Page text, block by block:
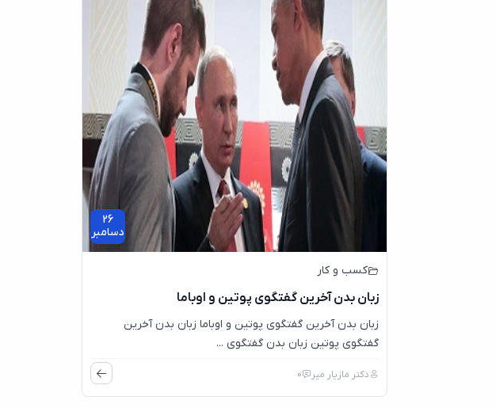
26
دسامبر
کسب و کار
زبان بدن آخرین گفتگوی پوتین و اوباما
زبان بدن آخرین گفتگوی پوتین و اوباما زبان بدن آخرین
گفتگوی پوتین زبان بدن گفتگوی ...
دکتر مازیار میر 0